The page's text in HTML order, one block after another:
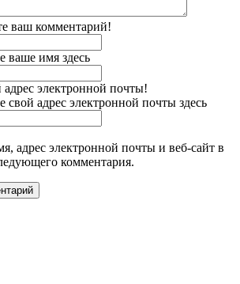
ваш комментарий!
ваше имя здесь
электронной почты!
свой адрес электронной почты здесь
адрес электронной почты и веб-сайт в
комментария.